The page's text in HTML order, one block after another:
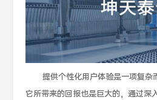
提供个性化用户体验是一项复杂
它所带来的回报也是巨大的，通过深